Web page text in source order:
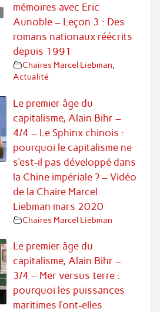
mémoires avec Eric
Aunoble – Leçon 3 : Des
romans nationaux réécrits
depuis 1991
Chaires Marcel Liebman
Actualité
Le premier âge du
capitalisme, Alain Bihr –
4/4 – Le Sphinx chinois :
pourquoi le capitalisme ne
s’est-il pas développé dans
la Chine impériale ? – Vidéo
de la Chaire Marcel
Liebman mars 2020
Chaires Marcel Liebman
Le premier âge du
capitalisme, Alain Bihr –
3/4 – Mer versus terre :
pourquoi les puissances
maritimes l’ont-elles